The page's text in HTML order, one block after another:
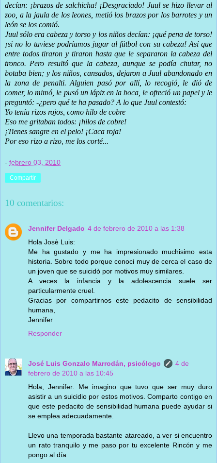
decían: ¡brazos de salchicha! ¡Desgraciado! Juul se hizo llevar al
zoo, a la jaula de los leones, metió los brazos por los barrotes y un
león se los comió.
Juul sólo era cabeza y torso y los niños decían: ¡qué pena de torso!
¡si no lo tuviese podríamos jugar al fútbol con su cabeza! Así que
entre todos tiraron y tiraron hasta que le separaron la cabeza del
tronco. Pero resultó que la cabeza, aunque se podía chutar, no
botaba bien; y los niños, cansados, dejaron a Juul abandonado en
la zona de penalti. Alguien pasó por allí, lo recogió, le dió de
comer, lo mimó, le pusó un lápiz en la boca, le ofreció un papel y le
preguntó: -¿pero qué te ha pasado? A lo que Juul contestó:
Yo tenía rizos rojos, como hilo de cobre
Eso me gritaban todos: ¡hilos de cobre!
¡Tienes sangre en el pelo! ¡Caca roja!
Por eso rizo a rizo, me los corté...
- febrero 03, 2010
Compartir
10 comentarios:
Jennifer Delgado 4 de febrero de 2010 a las 1:38
Hola Josè Luis:
Me ha gustado y me ha impresionado muchisimo esta
historia. Sobre todo porque conoci muy de cerca el caso de
un joven que se suicidò por motivos muy similares.
A veces la infancia y la adolescencia suele ser
particularmente cruel.
Gracias por compartirnos este pedacito de sensibilidad
humana,
Jennifer
Responder
José Luis Gonzalo Marrodán, psicólogo
4 de
febrero de 2010 a las 10:45
Hola, Jennifer: Me imagino que tuvo que ser muy duro
asistir a un suicidio por estos motivos. Comparto contigo en
que este pedacito de sensibilidad humana puede ayudar si
se emplea adecuadamente.
Llevo una temporada bastante atareado, a ver si encuentro
un rato tranquilo y me paso por tu excelente Rincón y me
pongo al día